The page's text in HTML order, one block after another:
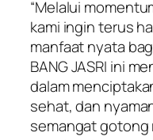
“Melalui
kami ingin terus
manfaat nyata
BANG JASRI ini
dalam
sehat, dan
semangat gotong